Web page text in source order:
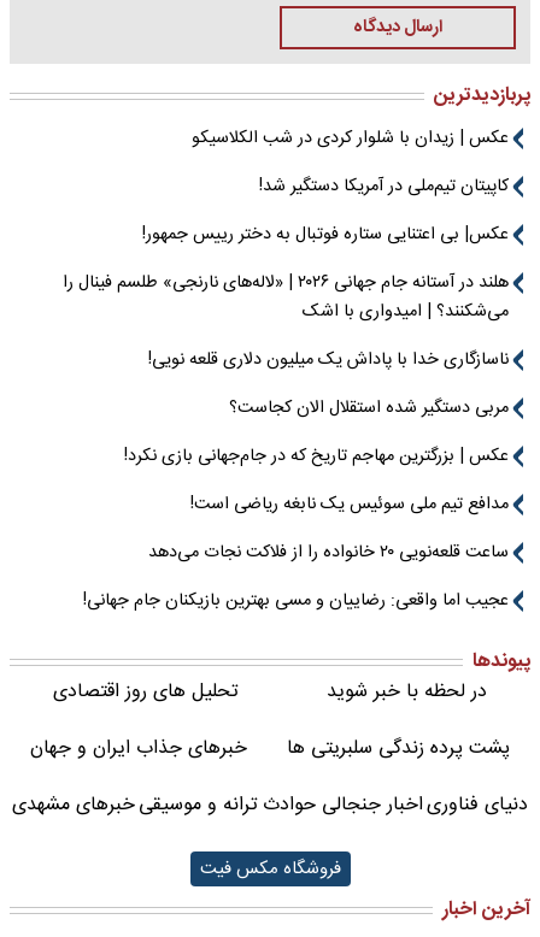
ارسال دیدگاه
پربازدیدترین
عکس | زیدان با شلوار کردی در شب الکلاسیکو
کاپیتان تیم‌ملی در آمریکا دستگیر شد!
عکس| بی اعتنایی ستاره فوتبال به دختر رییس جمهور!
هلند در آستانه جام جهانی ۲۰۲۶ | «لاله‌های نارنجی» طلسم فینال را
می‌شکنند؟ | امیدواری با اشک
ناسازگاری خدا با پاداش یک میلیون دلاری قلعه نویی!
مربی دستگیر شده استقلال الان کجاست؟
عکس | بزرگترین مهاجم تاریخ که در جام‌جهانی بازی نکرد!
مدافع تیم ملی سوئیس یک نابغه ریاضی است!
ساعت قلعه‌نویی ۲۰ خانواده را از فلاکت نجات می‌دهد
عجیب اما واقعی: رضاییان و مسی بهترین بازیکنان جام جهانی!
پیوندها
در لحظه با خبر شوید
تحلیل های روز اقتصادی
پشت پرده زندگی سلبریتی ها
خبرهای جذاب ایران و جهان
دنیای فناوریاخبار جنجالی حوادثترانه و موسیقیخبرهای مشهدی
فروشگاه مکس فیت
آخرین اخبار